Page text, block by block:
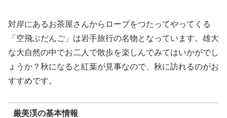
対岸にあるお茶屋さんからロープをつたってやってくる
「空飛ぶだんご」は岩手旅行の名物となっています。雄大
な大自然の中でお二人で散歩を楽しんでみてはいかがでし
ょうか？秋になると紅葉が見事なので、秋に訪れるのがお
すすめです。
厳美渓の基本情報